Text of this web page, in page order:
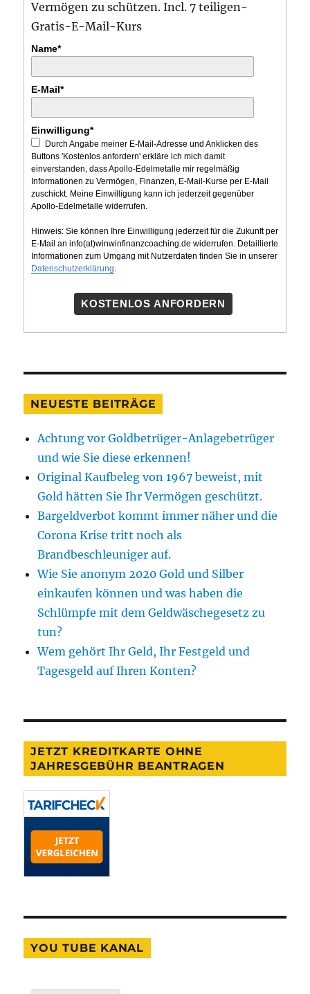
Vermögen zu schützen. Incl. 7 teiligen-
Gratis-E-Mail-Kurs
Name*
E-Mail*
Einwilligung*
Durch Angabe meiner E-Mail-Adresse und Anklicken des
Buttons 'Kostenlos anfordern' erkläre ich mich damit
einverstanden, dass Apollo-Edelmetalle mir regelmäßig
Informationen zu Vermögen, Finanzen, E-Mail-Kurse per E-Mail
zuschickt. Meine Einwilligung kann ich jederzeit gegenüber
Apollo-Edelmetalle widerrufen.
Hinweis: Sie können Ihre Einwilligung jederzeit für die Zukunft per
E-Mail an info(at)winwinfinanzcoaching.de widerrufen. Detaillierte
Informationen zum Umgang mit Nutzerdaten finden Sie in unserer
Datenschutzerklärung.
KOSTENLOS ANFORDERN
NEUESTE BEITRÄGE
Achtung vor Goldbetrüger-Anlagebetrüger
und wie Sie diese erkennen!
Original Kaufbeleg von 1967 beweist, mit
Gold hätten Sie Ihr Vermögen geschützt.
Bargeldverbot kommt immer näher und die
Corona Krise tritt noch als
Brandbeschleuniger auf.
Wie Sie anonym 2020 Gold und Silber
einkaufen können und was haben die
Schlümpfe mit dem Geldwäschegesetz zu
tun?
Wem gehört Ihr Geld, Ihr Festgeld und
Tagesgeld auf Ihren Konten?
JETZT KREDITKARTE OHNE
JAHRESGEBÜHR BEANTRAGEN
YOU TUBE KANAL